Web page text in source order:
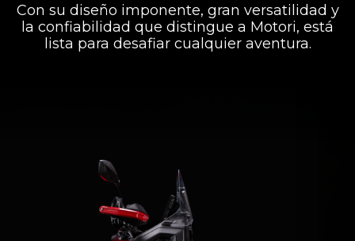
Con su diseño imponente, gran versatilidad y
la confiabilidad que distingue a Motori, está
lista para desafiar cualquier aventura.